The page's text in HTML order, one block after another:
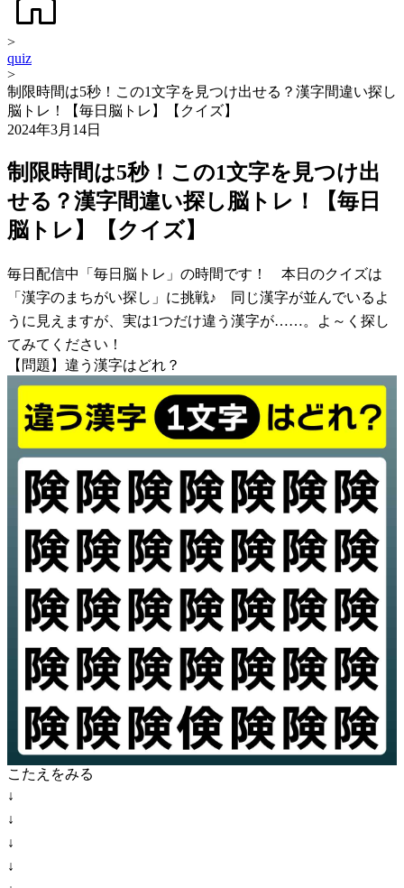
>
quiz
>
制限時間は5秒！この1文字を見つけ出せる？漢字間違い探し
脳トレ！【毎日脳トレ】【クイズ】
2024年3月14日
制限時間は5秒！この1文字を見つけ出
せる？漢字間違い探し脳トレ！【毎日
脳トレ】【クイズ】
毎日配信中「毎日脳トレ」の時間です！ 本日のクイズは
「漢字のまちがい探し」に挑戦♪ 同じ漢字が並んでいるよ
うに見えますが、実は1つだけ違う漢字が……。よ～く探し
てみてください！
【問題】違う漢字はどれ？
こたえをみる
↓
↓
↓
↓